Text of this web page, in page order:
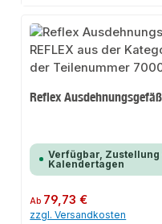
Reflex Ausdehnungsgefäß
Verfügbar,
Kalendertagen
Regulärer Preis:
Ab 79,73 €
zzgl. Versandkosten